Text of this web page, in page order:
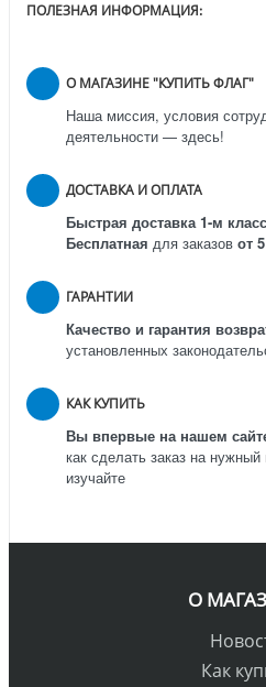
ПОЛЕЗНАЯ ИНФОРМАЦИЯ:
О МАГАЗИНЕ "КУПИТЬ ФЛАГ"
Наша миссия, условия
деятельности — здесь!
ДОСТАВКА И ОПЛАТА
Быстрая доставка 1-м
Бесплатная для заказов от
ГАРАНТИИ
Качество и гарантия
установленных
КАК КУПИТЬ
Вы впервые на нашем
как сделать заказ на
изучайте
О
Как